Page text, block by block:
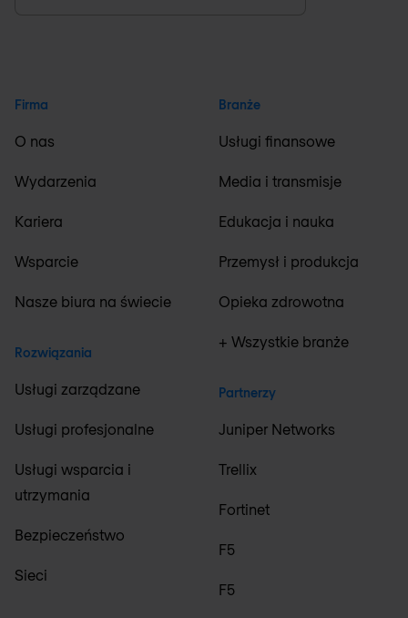
Firma
O nas
Wydarzenia
Kariera
Wsparcie
Nasze biura na świecie
Rozwiązania
Usługi zarządzane
Usługi profesjonalne
Usługi wsparcia i
utrzymania
Bezpieczeństwo
Sieci
Branże
Usługi finansowe
Media i transmisje
Edukacja i nauka
Przemysł i produkcja
Opieka zdrowotna
+ Wszystkie branże
Partnerzy
Juniper Networks
Trellix
Fortinet
F5
F5